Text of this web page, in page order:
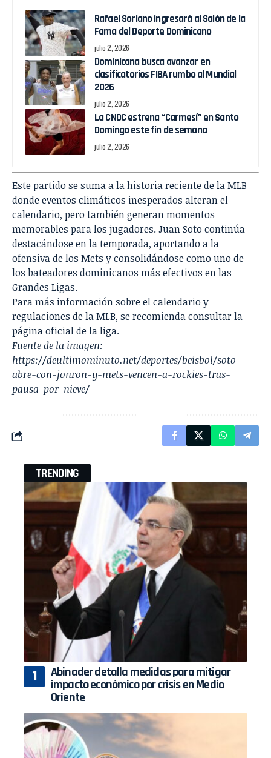
Rafael Soriano ingresará al Salón de la
Fama del Deporte Dominicano
julio 2, 2026
Dominicana busca avanzar en
clasificatorios FIBA rumbo al Mundial
2026
julio 2, 2026
La CNDC estrena “Carmesí” en Santo
Domingo este fin de semana
julio 2, 2026
Este partido se suma a la historia reciente de la MLB
donde eventos climáticos inesperados alteran el
calendario, pero también generan momentos
memorables para los jugadores. Juan Soto continúa
destacándose en la temporada, aportando a la
ofensiva de los Mets y consolidándose como uno de
los bateadores dominicanos más efectivos en las
Grandes Ligas.
Para más información sobre el calendario y
regulaciones de la MLB, se recomienda consultar la
página oficial de la liga.
Fuente de la imagen:
https://deultimominuto.net/deportes/beisbol/soto-
abre-con-jonron-y-mets-vencen-a-rockies-tras-
pausa-por-nieve/
TRENDING
Abinader detalla medidas para mitigar
impacto económico por crisis en Medio
Oriente